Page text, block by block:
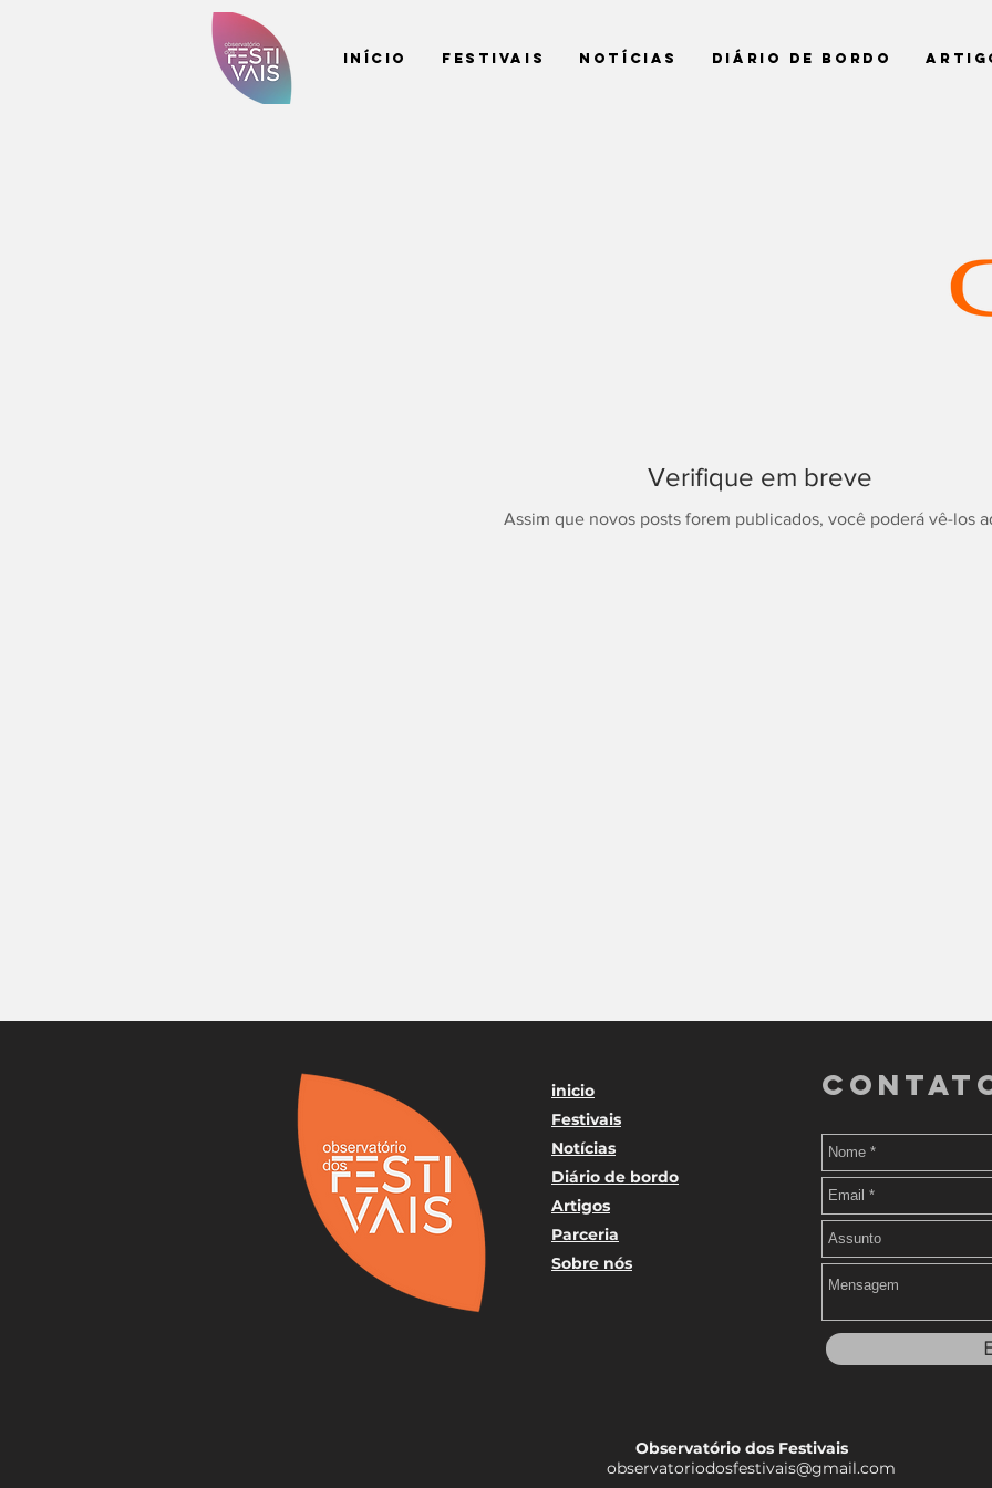
Início Festivais Notícias Diário de Bordo
Verifique em breve
Assim que novos posts forem publicados, você poderá vê-los
inicio
Festivais
Notícias
Diário de bordo
Artigos
Parceria
Sobre nós
Observatório dos Festivais
observatoriodosfestivais@gmail.com